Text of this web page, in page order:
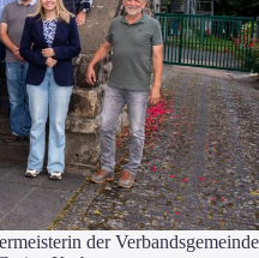
der Verbandsgemeinde